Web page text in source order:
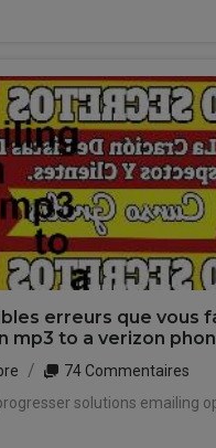
erreurs que vous
mp3 to a verizon
74 Commentaires
solutions emailing